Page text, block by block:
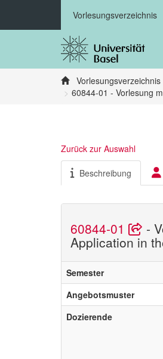
Vorlesungsverzeichnis
Vorlesungsverzeichnis
60844-01 - Vorlesung
Zurück zur Auswahl
Beschreibung
60844-01 -
Application in
Semester
Angebotsmuster
Dozierende